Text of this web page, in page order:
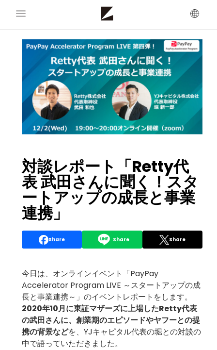
対談レポート「Retty代
表 武田さんに聞く！スタ
ートアップの成長と事業
連携」
Share Share Share
今日は、オンラインイベント「PayPay
Accelerator Program LIVE ～スタートアップの成
長と事業連携～」のイベントレポートをします。
2020年10月に東証マザーズに上場したRetty代表
の武田さんに、創業期のエピソードやヤフーとの提
携の背景などを、YJキャピタル代表の堀との対談の
中で語っていただきました。